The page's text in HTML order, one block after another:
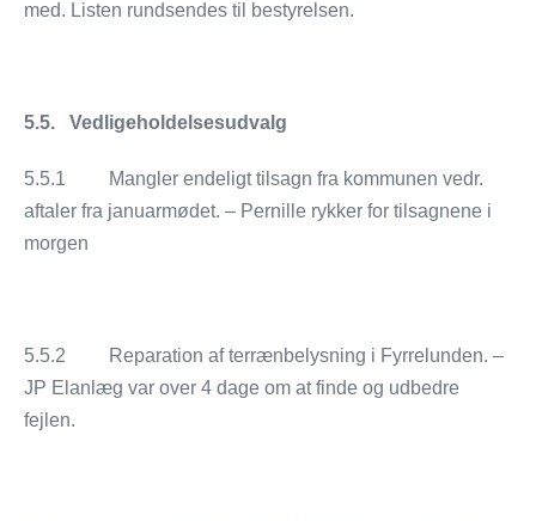
med. Listen rundsendes til bestyrelsen.
5.5. Vedligeholdelsesudvalg
5.5.1
Mangler endeligt tilsagn fra kommunen vedr.
aftaler fra januarmødet. – Pernille rykker for tilsagnene i
morgen
5.5.2 Reparation af terrænbelysning i Fyrrelunden. –
JP Elanlæg var over 4 dage om at finde og udbedre
fejlen.